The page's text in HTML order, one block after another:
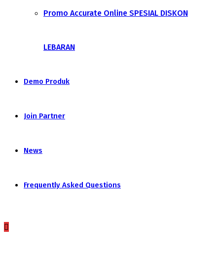
Promo Accurate Online SPESIAL DISKON
LEBARAN
Demo Produk
Join Partner
News
Frequently Asked Questions